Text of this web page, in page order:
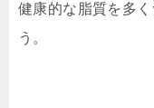
健康的な脂質を多
う。